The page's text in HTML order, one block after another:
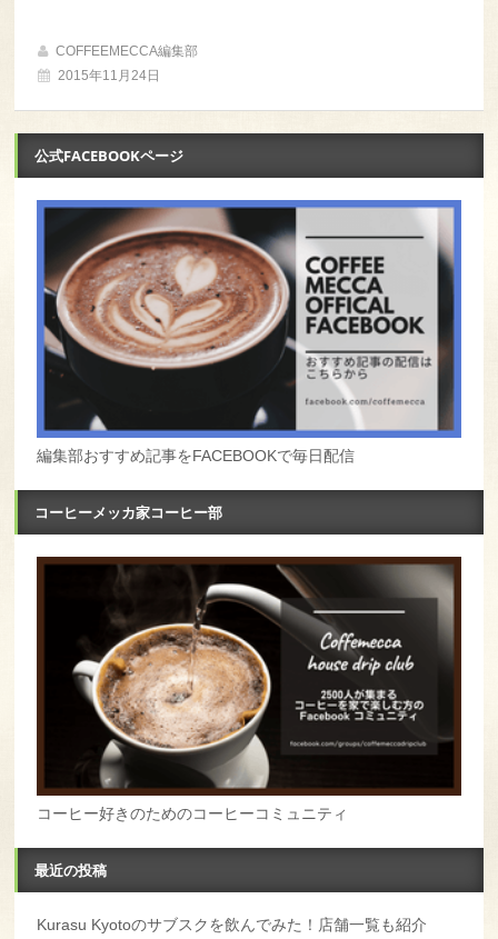
COFFEEMECCA編集部
2015年11月24日
公式FACEBOOKページ
編集部おすすめ記事をFACEBOOKで毎日配信
コーヒーメッカ家コーヒー部
コーヒー好きのためのコーヒーコミュニティ
最近の投稿
Kurasu Kyotoのサブスクを飲んでみた！店舗一覧も紹介